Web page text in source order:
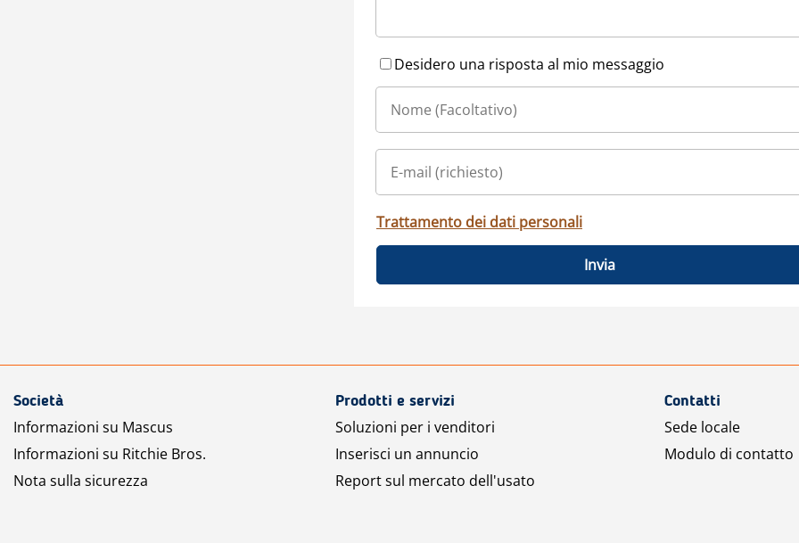
Desidero una risposta al mio messaggio
Trattamento dei dati personali
Invia
Società
Informazioni su Mascus
Informazioni su Ritchie Bros.
Nota sulla sicurezza
Prodotti e servizi
Soluzioni per i venditori
Inserisci un annuncio
Report sul mercato dell'usato
Contatti
Sede locale
Modulo di contatto